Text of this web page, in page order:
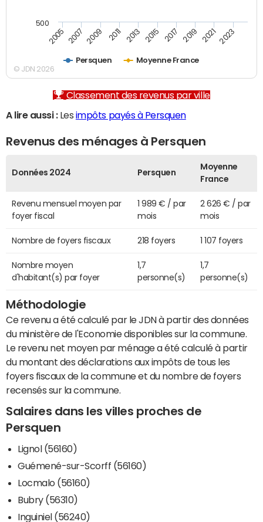
Persquen Moyenne France
2005 2007 2009 2011 2013 2015 2017 2019 2021 2023
500
© JDN 2026
Classement des revenus par ville
A lire aussi :Les impôts payés à Persquen
Revenus des ménages à Persquen
Données 2024 Persquen
Moyenne
France
Revenu mensuel moyen par
foyer fiscal
1 989 € / par
mois
2 626 € / par
mois
Nombre de foyers fiscaux 218 foyers 1 107 foyers
Nombre moyen
d'habitant(s) par foyer
1,7
personne(s)
1,7
personne(s)
Méthodologie
Ce revenu a été calculé par le JDN à partir des données
du ministère de l'Economie disponibles sur la commune.
Le revenu net moyen par ménage a été calculé à partir
du montant des déclarations aux impôts de tous les
foyers fiscaux de la commune et du nombre de foyers
recensés sur la commune.
Salaires dans les villes proches de
Persquen
Lignol (56160)
Guémené-sur-Scorff (56160)
Locmalo (56160)
Bubry (56310)
Inguiniel (56240)